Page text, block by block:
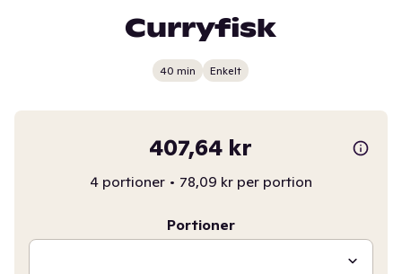
Curryfisk
40 min Enkelt
407,64 kr
4 portioner • 78,09 kr per portion
Portioner